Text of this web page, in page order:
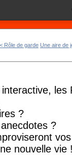
Rôle de garde Une aire de
?
?
nouvelle vie !